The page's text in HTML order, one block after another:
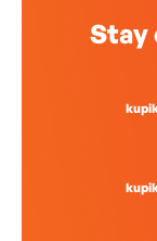
Stay